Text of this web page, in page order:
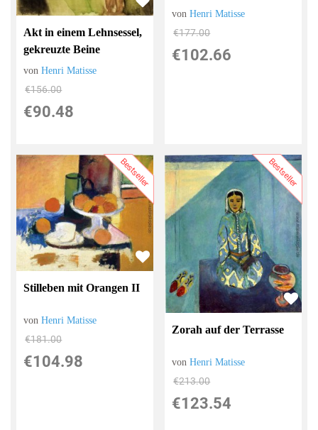
Akt in einem Lehnsessel,
gekreuzte Beine
vonHenri Matisse
€156.00
€90.48
vonHenri Matisse
€177.00
€102.66
Bestseller
Stilleben mit Orangen II
vonHenri Matisse
€181.00
€104.98
Bestseller
Zorah auf der Terrasse
vonHenri Matisse
€213.00
€123.54